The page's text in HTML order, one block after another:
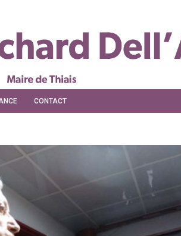
CONTACT